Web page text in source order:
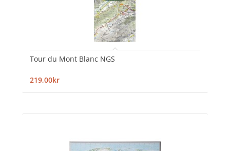
Tour du Mont Blanc NGS
219,00kr